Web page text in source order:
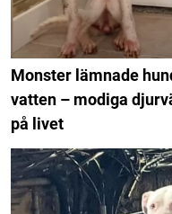
Monster lämnade
vatten – modiga
på livet